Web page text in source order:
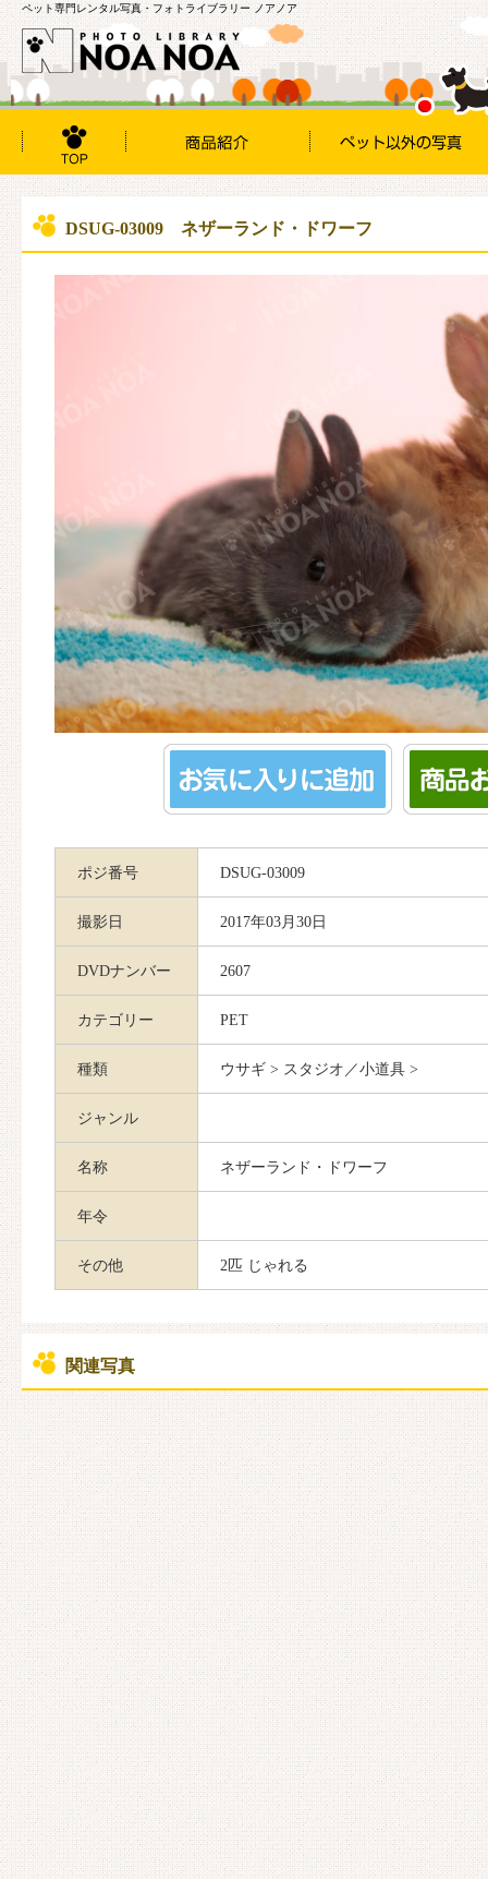
ペット専門レンタル写真・フォトライブラリー ノアノア
DSUG-03009 ネザーランド・ドワーフ
ポジ番号 DSUG-03009
撮影日 2017年03月30日
DVDナンバー 2607
カテゴリー PET
種類 ウサギ > スタジオ／小道具 >
ジャンル
名称 ネザーランド・ドワーフ
年令
その他 2匹 じゃれる
関連写真